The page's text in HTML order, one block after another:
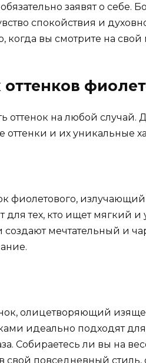
заявят о себе.
спокойствия и
когда вы смотрите на
оттенок на любой случай.
и их уникальные
излучающий
для тех, кто ищет мягкий
создают мечтательный и
олицетворяющий
идеально подходят
Собираетесь ли вы на
свой повседневный